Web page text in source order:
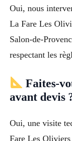
Oui, nous
La Fare Les
Salon-de-
respectant les
Faites-
avant devis
Oui, une visite
Fare Les